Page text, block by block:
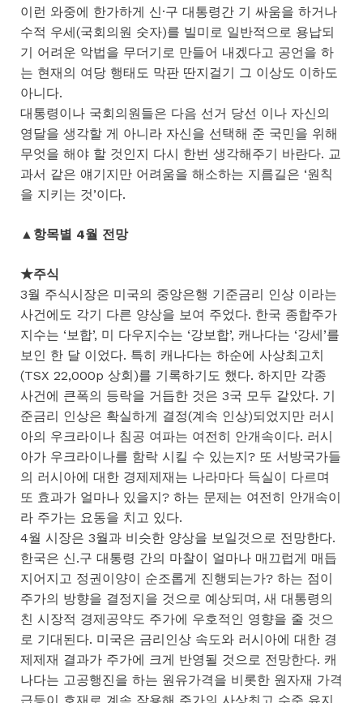
이런 와중에 한가하게 신·구 대통령간 기 싸움을 하거나
수적 우세(국회의원 숫자)를 빌미로 일반적으로 용납되
기 어려운 악법을 무더기로 만들어 내겠다고 공언을 하
는 현재의 여당 행태도 막판 딴지걸기 그 이상도 이하도
아니다.
대통령이나 국회의원들은 다음 선거 당선 이나 자신의
영달을 생각할 게 아니라 자신을 선택해 준 국민을 위해
무엇을 해야 할 것인지 다시 한번 생각해주기 바란다. 교
과서 같은 얘기지만 어려움을 해소하는 지름길은 ‘원칙
을 지키는 것’이다.
▲항목별 4월 전망
★주식
3월 주식시장은 미국의 중앙은행 기준금리 인상 이라는
사건에도 각기 다른 양상을 보여 주었다. 한국 종합주가
지수는 ‘보합’, 미 다우지수는 ‘강보합’, 캐나다는 ‘강세’를
보인 한 달 이었다. 특히 캐나다는 하순에 사상최고치
(TSX 22,000p 상회)를 기록하기도 했다. 하지만 각종
사건에 큰폭의 등락을 거듭한 것은 3국 모두 같았다. 기
준금리 인상은 확실하게 결정(계속 인상)되었지만 러시
아의 우크라이나 침공 여파는 여전히 안개속이다. 러시
아가 우크라이나를 함락 시킬 수 있는지? 또 서방국가들
의 러시아에 대한 경제제재는 나라마다 득실이 다르며
또 효과가 얼마나 있을지? 하는 문제는 여전히 안개속이
라 주가는 요동을 치고 있다.
4월 시장은 3월과 비슷한 양상을 보일것으로 전망한다.
한국은 신.구 대통령 간의 마찰이 얼마나 매끄럽게 매듭
지어지고 정권이양이 순조롭게 진행되는가? 하는 점이
주가의 방향을 결정지을 것으로 예상되며, 새 대통령의
친 시장적 경제공약도 주가에 우호적인 영향을 줄 것으
로 기대된다. 미국은 금리인상 속도와 러시아에 대한 경
제제재 결과가 주가에 크게 반영될 것으로 전망한다. 캐
나다는 고공행진을 하는 원유가격을 비롯한 원자재 가격
급등이 호재로 계속 작용해 주가의 사상최고 수준 유지